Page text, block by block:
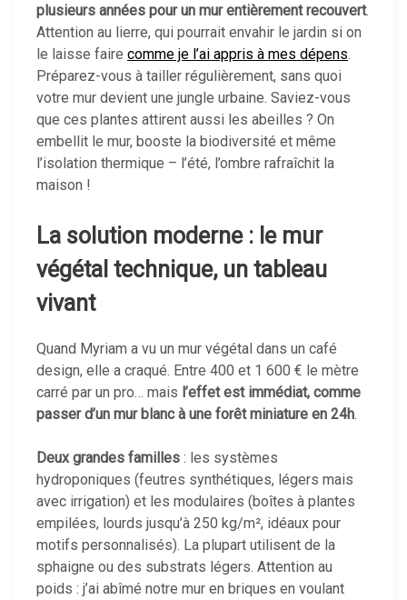
plusieurs années pour un mur entièrement recouvert.
Attention au lierre, qui pourrait envahir le jardin si on
le laisse faire comme je l’ai appris à mes dépens.
Préparez-vous à tailler régulièrement, sans quoi
votre mur devient une jungle urbaine. Saviez-vous
que ces plantes attirent aussi les abeilles ? On
embellit le mur, booste la biodiversité et même
l’isolation thermique – l’été, l’ombre rafraîchit la
maison !
La solution moderne : le mur
végétal technique, un tableau
vivant
Quand Myriam a vu un mur végétal dans un café
design, elle a craqué. Entre 400 et 1 600 € le mètre
carré par un pro… mais l’effet est immédiat, comme
passer d’un mur blanc à une forêt miniature en 24h.
Deux grandes familles : les systèmes
hydroponiques (feutres synthétiques, légers mais
avec irrigation) et les modulaires (boîtes à plantes
empilées, lourds jusqu’à 250 kg/m², idéaux pour
motifs personnalisés). La plupart utilisent de la
sphaigne ou des substrats légers. Attention au
poids : j’ai abîmé notre mur en briques en voulant